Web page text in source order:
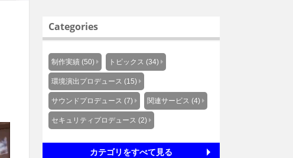
Categories
制作実績 (50) トピックス (34)
環境演出プロデュース (15)
サウンドプロデュース (7) 関連サービス (4)
セキュリティプロデュース (2)
カテゴリをすべて見る